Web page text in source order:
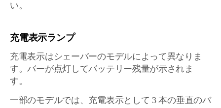
い。
充電表示ランプ
充電表示はシェーバーのモデルによって異なりま
す。バーが点灯してバッテリー残量が示されま
す。
一部のモデルでは、充電表示として 3 本の垂直のバ